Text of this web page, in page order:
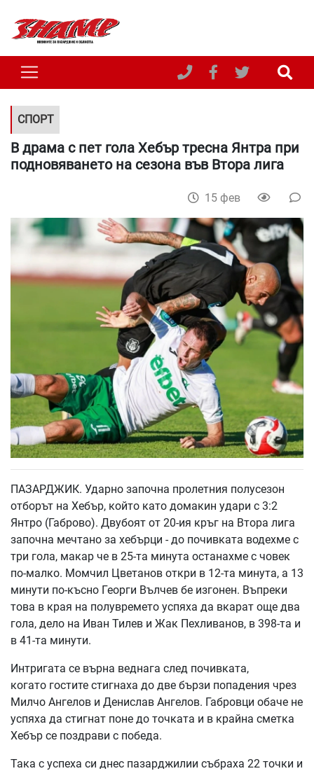
СПОРТ
В драма с пет гола Хебър тресна Янтра при
подновяването на сезона във Втора лига
15 фев
ПАЗАРДЖИК. Ударно започна пролетния полусезон
отборът на Хебър, който като домакин удари с 3:2
Янтро (Габрово). Двубоят от 20-ия кръг на Втора лига
започна мечтано за хебърци - до почивката водехме с
три гола, макар че в 25-та минута останахме с човек
по-малко. Момчил Цветанов откри в 12-та минута, а 13
минути по-късно Георги Вълчев бе изгонен. Въпреки
това в края на полувремето успяха да вкарат още два
гола, дело на Иван Тилев и Жак Пехливанов, в 398-та и
в 41-та минути.
Интригата се върна веднага след почивката,
когато гостите стигнаха до две бързи попадения чрез
Милчо Ангелов и Денислав Ангелов. Габровци обаче не
успяха да стигнат поне до точката и в крайна сметка
Хебър се поздрави с победа.
Така с успеха си днес пазарджилии събраха 22 точки и